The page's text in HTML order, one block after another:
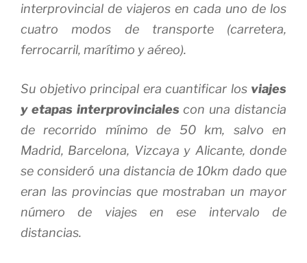
interprovincial de viajeros en cada uno de los
cuatro modos de transporte (carretera,
ferrocarril, marítimo y aéreo).
Su objetivo principal era cuantificar los viajes
y etapas interprovinciales con una distancia
de recorrido mínimo de 50 km, salvo en
Madrid, Barcelona, Vizcaya y Alicante, donde
se consideró una distancia de 10km dado que
eran las provincias que mostraban un mayor
número de viajes en ese intervalo de
distancias.